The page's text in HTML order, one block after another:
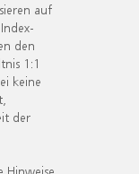
auf
den
1:1
keine
der